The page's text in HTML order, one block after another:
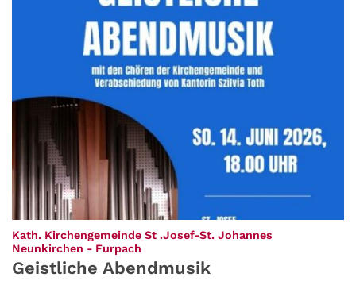
Kath. Kirchengemeinde St .Josef-St. Johannes
Neunkirchen - Furpach
Geistliche Abendmusik